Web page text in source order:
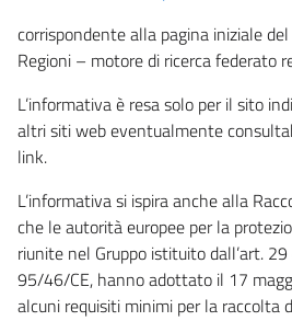
corrispondente alla pagina iniziale
Regioni – motore di ricerca federato
L’informativa è resa solo per il sito
altri siti web eventualmente
link.
L’informativa si ispira anche alla
che le autorità europee per la
riunite nel Gruppo istituito dall’art.
95/46/CE, hanno adottato il 17
alcuni requisiti minimi per la raccolta